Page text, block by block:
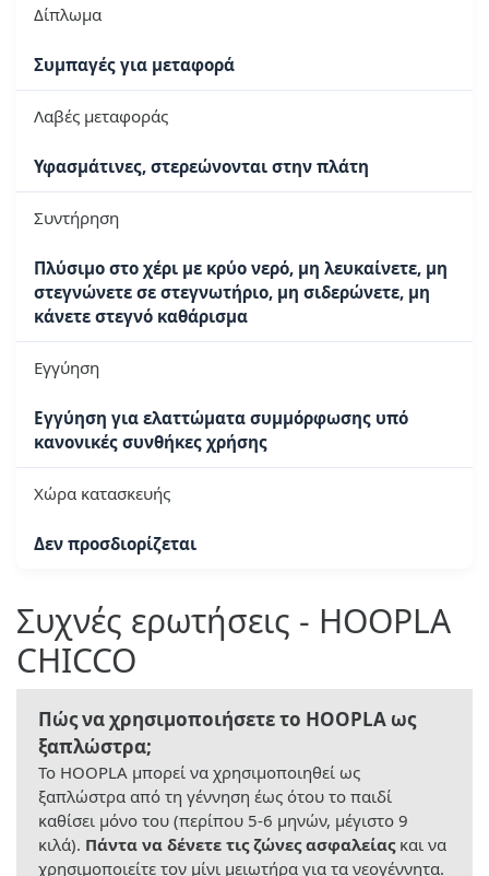
Δίπλωμα
Συμπαγές για μεταφορά
Λαβές μεταφοράς
Υφασμάτινες, στερεώνονται στην πλάτη
Συντήρηση
Πλύσιμο στο χέρι με κρύο νερό, μη λευκαίνετε, μη
στεγνώνετε σε στεγνωτήριο, μη σιδερώνετε, μη
κάνετε στεγνό καθάρισμα
Εγγύηση
Εγγύηση για ελαττώματα συμμόρφωσης υπό
κανονικές συνθήκες χρήσης
Χώρα κατασκευής
Δεν προσδιορίζεται
Συχνές ερωτήσεις - HOOPLA
CHICCO
Πώς να χρησιμοποιήσετε το HOOPLA ως
ξαπλώστρα;
Το HOOPLA μπορεί να χρησιμοποιηθεί ως
ξαπλώστρα από τη γέννηση έως ότου το παιδί
καθίσει μόνο του (περίπου 5-6 μηνών, μέγιστο 9
κιλά). Πάντα να δένετε τις ζώνες ασφαλείαςκαι να
χρησιμοποιείτε τον μίνι μειωτήρα για τα νεογέννητα.